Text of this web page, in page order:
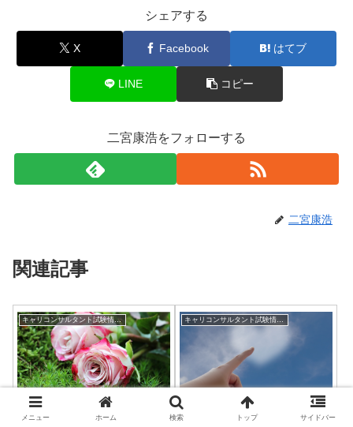
シェアする
X Facebook はてブ
LINE コピー
二宮康浩をフォローする
二宮康浩
関連記事
キャリコンサルタント試験情報（合格発表など）
キャリアコンサルタント国
【キャリアコンサルタント
メニュー ホーム 検索 トップ サイドバー